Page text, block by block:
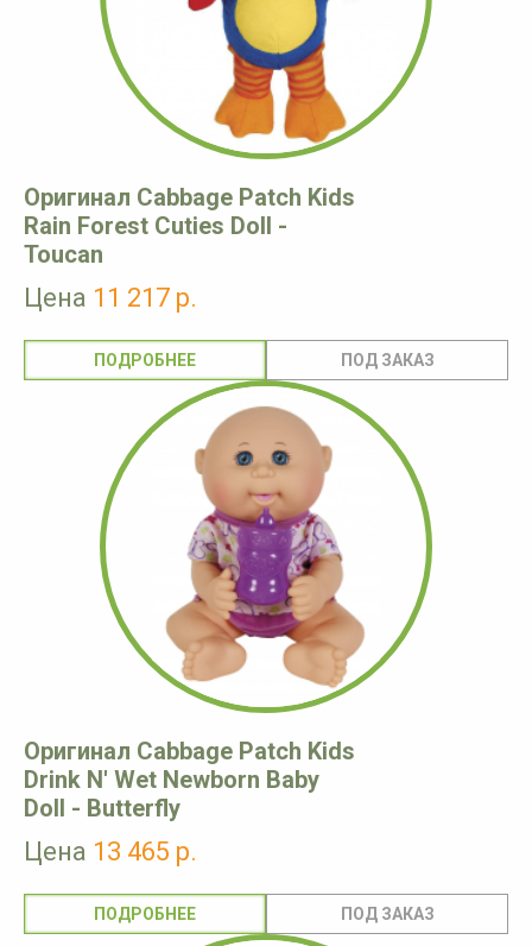
Оригинал Cabbage Patch Kids
Rain Forest Cuties Doll -
Toucan
Цена 11 217 р.
ПОДРОБНЕЕ
Оригинал Cabbage Patch Kids
Drink N' Wet Newborn Baby
Doll - Butterfly
Цена 13 465 р.
ПОДРОБНЕЕ